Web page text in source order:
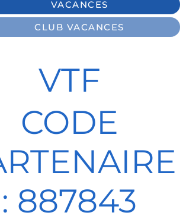
VACANCES
CLUB VACANCES
VTF
CODE
: 887843